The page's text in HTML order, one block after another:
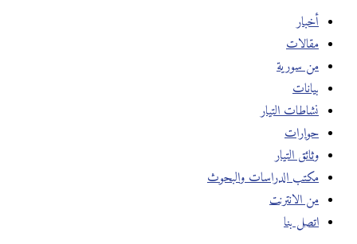
أخبار
مقالات
من سورية
بيانات
نشاطات التيار
حوارات
وثائق التيار
مكتب الدراسات والبحوث
من الانترنت
اتصل بنا